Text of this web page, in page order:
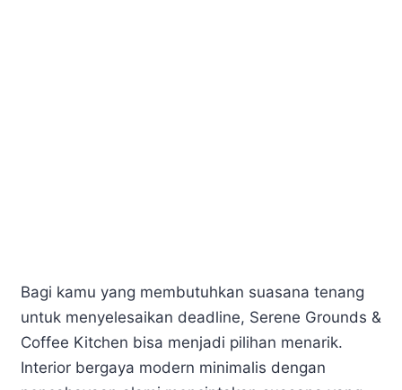
Bagi kamu yang membutuhkan suasana tenang
untuk menyelesaikan deadline, Serene Grounds &
Coffee Kitchen bisa menjadi pilihan menarik.
Interior bergaya modern minimalis dengan